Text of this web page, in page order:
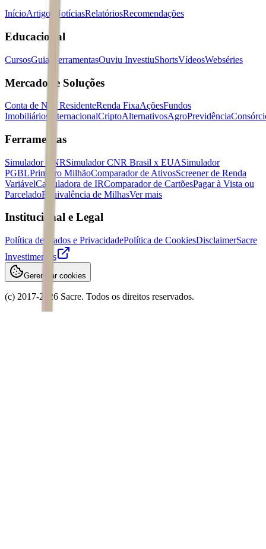
InícioArtigos NotíciasRelatóriosRecomendações
Educacional
CursosGuias FerramentasOuviu InvestiuShortsVídeosWebséries
Mercados e Soluções
Conta de Não ResidenteRenda FixaAçõesFundos
Imobiliários
InternacionalCriptoAlternativosAgroPrevidência
Ferramentas
Simulador CNRSimulador CNR Brasil x EUASimulador
PGBLPrimeiro MilhãoComparador de AtivosScreener de Renda
VariávelCalculadora de IRComparador de CartõesPagar à Vista ou
ParceladoEquivalência de MilhasVer mais
Institucional e Legal
Política de Dados e PrivacidadePolítica de CookiesDisclaimerSacre
Investimentos
Gerenciar cookies
(c) 2017-2026 Sacre. Todos os direitos reservados.